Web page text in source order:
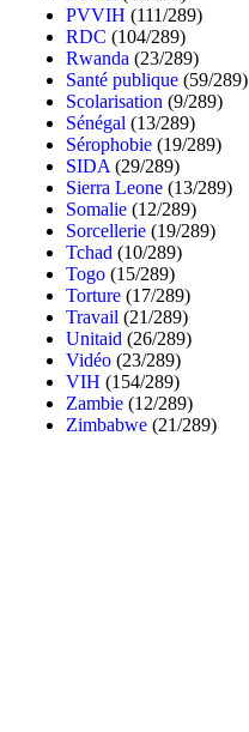
PVVIH (111/289)
RDC (104/289)
Rwanda (23/289)
Santé publique (59/289)
Scolarisation (9/289)
Sénégal (13/289)
Sérophobie (19/289)
SIDA (29/289)
Sierra Leone (13/289)
Somalie (12/289)
Sorcellerie (19/289)
Tchad (10/289)
Togo (15/289)
Torture (17/289)
Travail (21/289)
Unitaid (26/289)
Vidéo (23/289)
VIH (154/289)
Zambie (12/289)
Zimbabwe (21/289)